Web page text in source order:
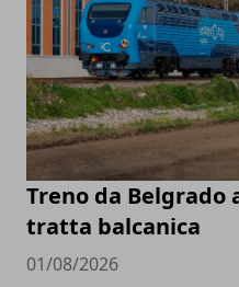
Treno da Belgrado
tratta balcanica
01/08/2026